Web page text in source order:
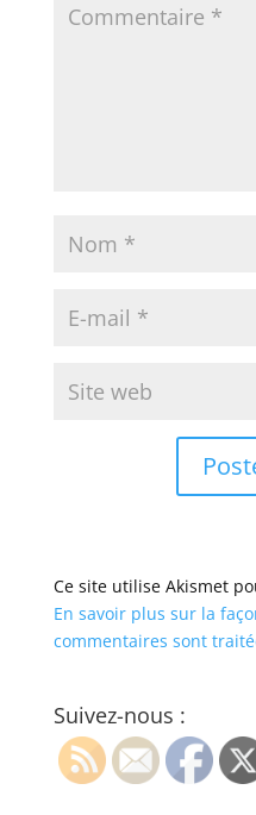
Ce site utilise Akismet
En savoir plus sur la
commentaires sont
Suivez-nous :